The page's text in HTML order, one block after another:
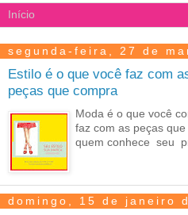
segunda-feira, 27 de
Estilo é o que você faz com
peças que compra
Moda é o que você
faz com as peças
quem conhece seu
domingo, 15 de janeiro